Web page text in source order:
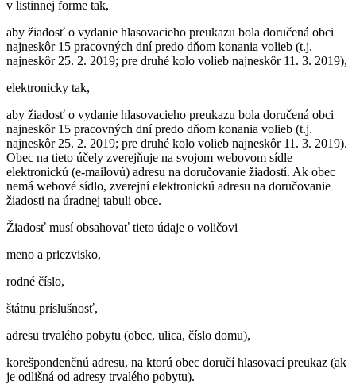
v listinnej forme tak,
aby žiadosť o vydanie hlasovacieho preukazu bola doručená obci
najneskôr 15 pracovných dní predo dňom konania volieb (t.j.
najneskôr 25. 2. 2019; pre druhé kolo volieb najneskôr 11. 3. 2019),
elektronicky tak,
aby žiadosť o vydanie hlasovacieho preukazu bola doručená obci
najneskôr 15 pracovných dní predo dňom konania volieb (t.j.
najneskôr 25. 2. 2019; pre druhé kolo volieb najneskôr 11. 3. 2019).
Obec na tieto účely zverejňuje na svojom webovom sídle
elektronickú (e-mailovú) adresu na doručovanie žiadostí. Ak obec
nemá webové sídlo, zverejní elektronickú adresu na doručovanie
žiadosti na úradnej tabuli obce.
Žiadosť musí obsahovať tieto údaje o voličovi
meno a priezvisko,
rodné číslo,
štátnu príslušnosť,
adresu trvalého pobytu (obec, ulica, číslo domu),
korešpondenčnú adresu, na ktorú obec doručí hlasovací preukaz (ak
je odlišná od adresy trvalého pobytu).